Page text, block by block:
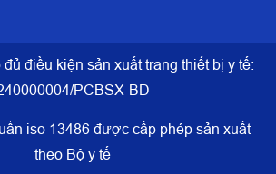
điều kiện sản xuất trang thiết bị y tế:
PCBSX-BD
iso 13486 được cấp phép sản xuất
theo Bộ y tế